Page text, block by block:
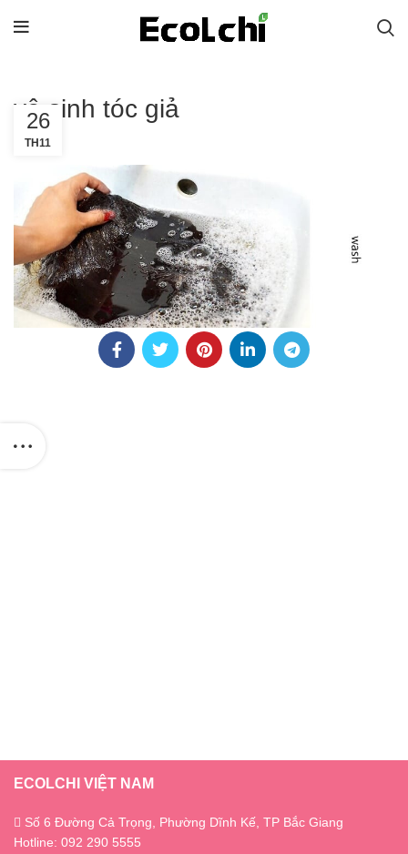
vệ sinh tóc giả
26
TH11
ECOLCHI VIỆT NAM
Số 6 Đường Cả Trọng, Phường Dĩnh Kế, TP Bắc Giang
Hotline: 092 290 5555